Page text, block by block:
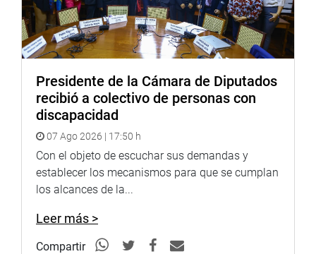
Presidente de la Cámara de Diputados
recibió a colectivo de personas con
discapacidad
07 Ago 2026 | 17:50 h
Con el objeto de escuchar sus demandas y
establecer los mecanismos para que se cumplan
los alcances de la...
Leer más >
Compartir